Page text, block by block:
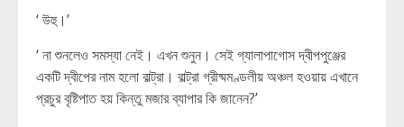
‘ উহু।’
‘ না শুনলেও সমস্যা নেই। এখন শুনুন। সেই গ্যালাপাগোস দ্বীপপুঞ্জের
একটি দ্বীপের নাম হলো বাল্ট্রা। বাল্ট্রা গ্রীষ্মমণ্ডলীয় অঞ্চল হওয়ায় এখানে
প্রচুর বৃষ্টিপাত হয় কিন্তু মজার ব্যাপার কি জানেন?’